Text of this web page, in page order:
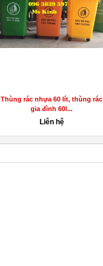
Thùng nhựa chữ nhật 1100 lít
rẻ - 0967788450...
1,250,000đ